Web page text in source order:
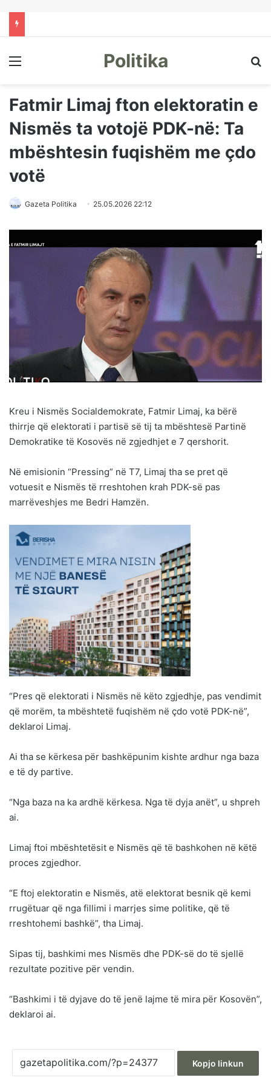
Menu Politika
Fatmir Limaj fton elektoratin e
Nismës ta votojë PDK-në: Ta
mbështesin fuqishëm me çdo
votë
Gazeta Politika 25.05.2026 22:12
Kreu i Nismës Socialdemokrate, Fatmir Limaj, ka bërë
thirrje që elektorati i partisë së tij ta mbështesë Partinë
Demokratike të Kosovës në zgjedhjet e 7 qershorit.
Në emisionin “Pressing” në T7, Limaj tha se pret që
votuesit e Nismës të rreshtohen krah PDK-së pas
marrëveshjes me Bedri Hamzën.
“Pres që elektorati i Nismës në këto zgjedhje, pas vendimit
që morëm, ta mbështetë fuqishëm në çdo votë PDK-në”,
deklaroi Limaj.
Ai tha se kërkesa për bashkëpunim kishte ardhur nga baza
e të dy partive.
“Nga baza na ka ardhë kërkesa. Nga të dyja anët”, u shpreh
ai.
Limaj ftoi mbështetësit e Nismës që të bashkohen në këtë
proces zgjedhor.
“E ftoj elektoratin e Nismës, atë elektorat besnik që kemi
rrugëtuar që nga fillimi i marrjes sime politike, që të
rreshtohemi bashkë”, tha Limaj.
Sipas tij, bashkimi mes Nismës dhe PDK-së do të sjellë
rezultate pozitive për vendin.
“Bashkimi i të dyjave do të jenë lajme të mira për Kosovën”,
deklaroi ai.
Kopjo linkun